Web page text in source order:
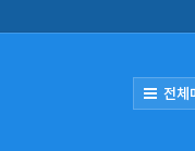
보유차량(편의시설) 현황